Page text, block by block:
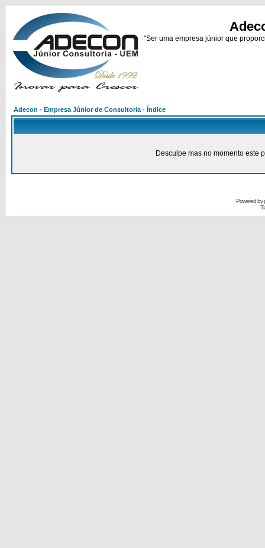
"Ser uma empresa júnior que
Adecon - Empresa Júnior de Consultoria - Índice
Desculpe mas no momento este
Powered by